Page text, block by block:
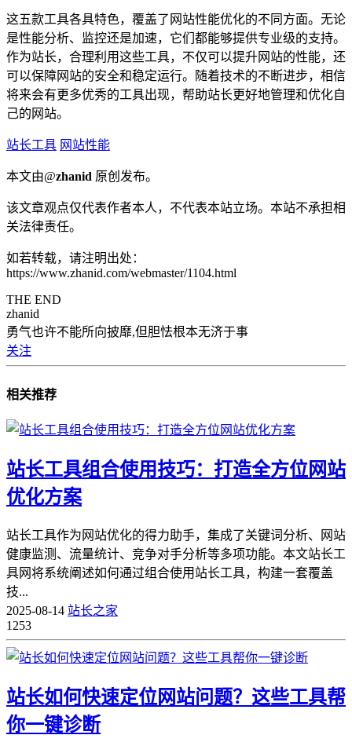
这五款工具各具特色，覆盖了网站性能优化的不同方面。无论
是性能分析、监控还是加速，它们都能够提供专业级的支持。
作为站长，合理利用这些工具，不仅可以提升网站的性能，还
可以保障网站的安全和稳定运行。随着技术的不断进步，相信
将来会有更多优秀的工具出现，帮助站长更好地管理和优化自
己的网站。
站长工具 网站性能
本文由@zhanid 原创发布。
该文章观点仅代表作者本人，不代表本站立场。本站不承担相
关法律责任。
如若转载，请注明出处：
https://www.zhanid.com/webmaster/1104.html
THE END
zhanid
勇气也许不能所向披靡,但胆怯根本无济于事
关注
相关推荐
站长工具组合使用技巧：打造全方位网站
优化方案
站长工具作为网站优化的得力助手，集成了关键词分析、网站
健康监测、流量统计、竞争对手分析等多项功能。本文站长工
具网将系统阐述如何通过组合使用站长工具，构建一套覆盖
技...
2025-08-14 站长之家
1253
站长如何快速定位网站问题？这些工具帮
你一键诊断